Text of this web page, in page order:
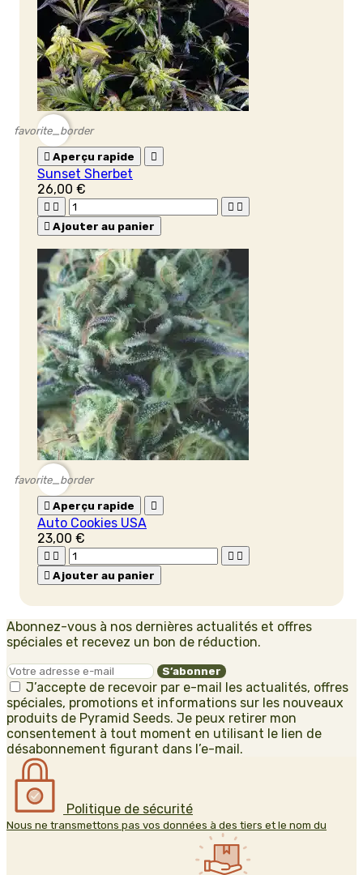
favorite_border
 Aperçu rapide 
Sunset Sherbet
26,00 €
   
 Ajouter au panier
favorite_border
 Aperçu rapide 
Auto Cookies USA
23,00 €
   
 Ajouter au panier
Abonnez-vous à nos dernières actualités et offres
spéciales et recevez un bon de réduction.
J’accepte de recevoir par e-mail les actualités, offres
spéciales, promotions et informations sur les nouveaux
produits de Pyramid Seeds. Je peux retirer mon
consentement à tout moment en utilisant le lien de
désabonnement figurant dans l’e-mail.
Politique de sécurité
Nous ne transmettons pas vos données à des tiers et le nom du